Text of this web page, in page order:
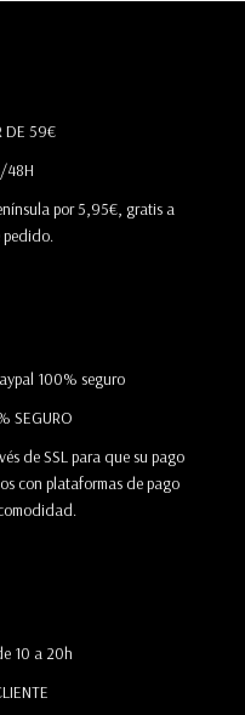
DE 59€
48H
por 5,95€, gratis a
100% seguro
SEGURO
de SSL para que su pago
con plataformas de pago
10 a 20h